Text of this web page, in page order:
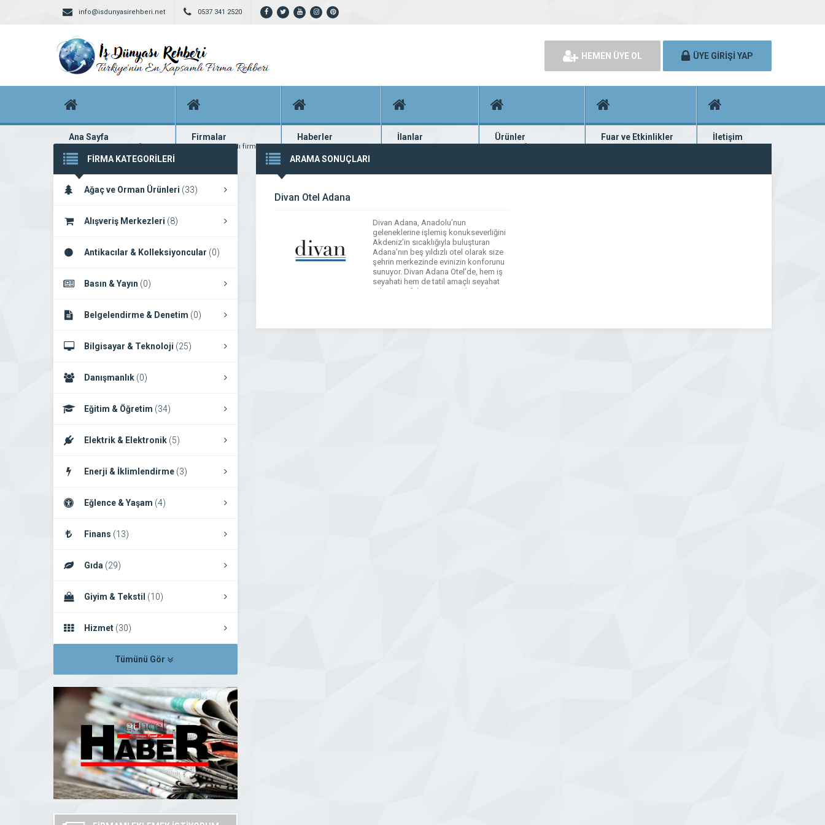
info@isdunyasirehberi.net 0537 341 2520
HEMEN ÜYE OL ÜYE GİRİŞİ YAP
Ana Sayfa
Firma rehberi ana sayfanız
Firmalar
Yüzlerce kayıtlı firma
Haberler
En güncel haberler
İlanlar
Güncel seri ilanlar
Ürünler
Binlerce firma ürünü
Fuar ve Etkinlikler
Fuar ve etkinlik planları
İletişim
Bize ulaşın
FİRMA KATEGORİLERİ
Ağaç ve Orman Ürünleri (33)
Alışveriş Merkezleri (8)
Antikacılar & Kolleksiyoncular (0)
Basın & Yayın (0)
Belgelendirme & Denetim (0)
Bilgisayar & Teknoloji (25)
Danışmanlık (0)
Eğitim & Öğretim (34)
Elektrik & Elektronik (5)
Enerji & İklimlendirme (3)
Eğlence & Yaşam (4)
Finans (13)
Gıda (29)
Giyim & Tekstil (10)
Hizmet (30)
Tümünü Gör
ARAMA SONUÇLARI
Divan Otel Adana
Divan Adana, Anadolu’nun
geleneklerine işlemiş konukseverliğini
Akdeniz’in sıcaklığıyla buluşturan
Adana’nın beş yıldızlı otel olarak size
şehrin merkezinde evinizin konforunu
sunuyor. Divan Adana Otel’de, hem iş
seyahati hem de tatil amaçlı seyahat
eden misafirlerimizin tüm ihtiyaçlarını
merkezi konumu hem Adana’nın en